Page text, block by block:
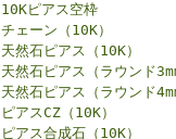
10Kピアス空枠
チェーン（10K）
天然石ピアス（10K）
天然石ピアス（ラウンド
天然石ピアス（ラウンド
ピアスCZ（10K）
ピアス合成石（10K）